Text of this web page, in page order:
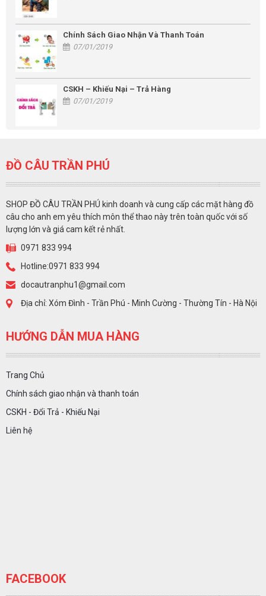
Chính Sách Giao Nhận Và Thanh Toán
07/01/2019
CSKH – Khiếu Nại – Trả Hàng
07/01/2019
ĐỒ CÂU TRẦN PHÚ
SHOP ĐỒ CÂU TRẦN PHÚ kinh doanh và cung cấp các mặt hàng đồ
câu cho anh em yêu thích môn thể thao này trên toàn quốc với số
lượng lớn và giá cam kết rẻ nhất.
0971 833 994
Hotline:0971 833 994
docautranphu1@gmail.com
Địa chỉ: Xóm Đình - Trần Phú - Minh Cường - Thường Tín - Hà Nội
HƯỚNG DẪN MUA HÀNG
Trang Chủ
Chính sách giao nhận và thanh toán
CSKH - Đổi Trả - Khiếu Nại
Liên hệ
FACEBOOK